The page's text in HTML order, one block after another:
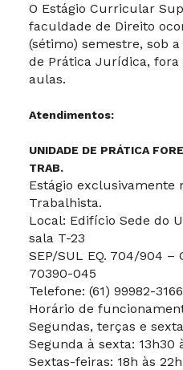
O Estágio Curricular
faculdade de Direito
(sétimo) semestre, sob
de Prática Jurídica,
aulas.
Atendimentos:
UNIDADE DE PRÁTICA
TRAB.
Estágio exclusivamente
Trabalhista.
Local: Edifício Sede do
sala T-23
SEP/SUL EQ. 704/904 –
70390-045
Telefone: (61) 99982-3166
Horário de
Segundas, terças e
Segunda à sexta: 13h30
Sextas-feiras: 18h às 22h